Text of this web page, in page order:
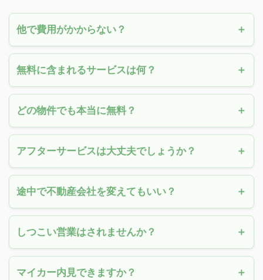
他で費用がかからない？
無料に含まれるサービスは何？
どの物件でも本当に無料？
アフターサービスは大丈夫でしょうか？
途中で不動産会社を変えてもいい？
しつこい営業はされませんか？
マイカー内見できますか？